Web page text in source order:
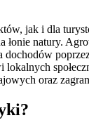
jak i dla
natury.
oraz